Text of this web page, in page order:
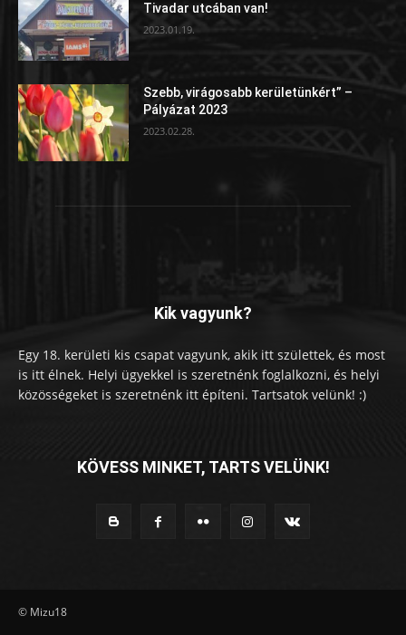
Tivadar utcában van!
2023.01.19.
Szebb, virágosabb kerületünkért” –
Pályázat 2023
2023.02.28.
Kik vagyunk?
Egy 18. kerületi kis csapat vagyunk, akik itt születtek, és most
is itt élnek. Helyi ügyekkel is szeretnénk foglalkozni, és helyi
közösségeket is szeretnénk itt építeni. Tartsatok velünk! :)
KÖVESS MINKET, TARTS VELÜNK!
© Mizu18